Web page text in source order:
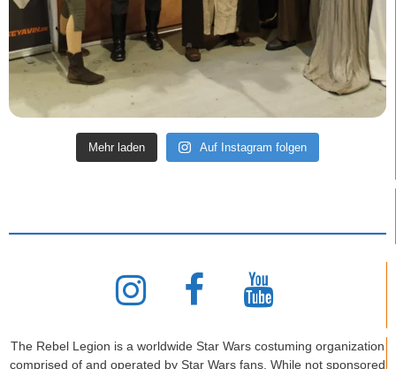
Mehr laden Auf Instagram folgen
The Rebel Legion is a worldwide Star Wars costuming organization
comprised of and operated by Star Wars fans. While not sponsored